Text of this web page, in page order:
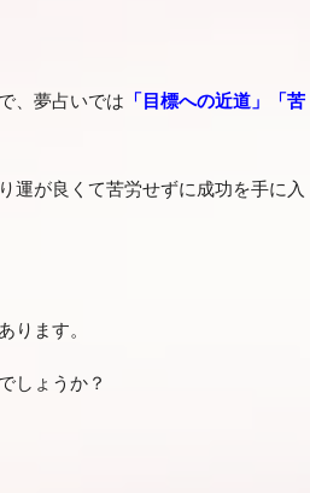
、夢占いでは 「目標への近道」「苦
運が良くて苦労せずに成功を手に入
ります。
しょうか？